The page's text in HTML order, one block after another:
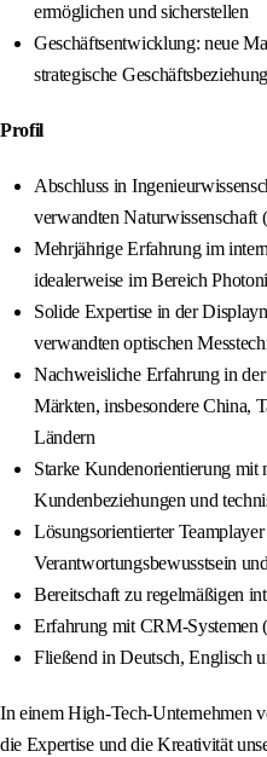
ermöglichen und sicherstellen
Geschäftsentwicklung: neue
strategische
Profil
Abschluss in
verwandten
Mehrjährige Erfahrung im
idealerweise im Bereich
Solide Expertise in der
verwandten optischen
Nachweisliche Erfahrung in
Märkten, insbesondere China,
Ländern
Starke Kundenorientierung mit
Kundenbeziehungen und
Lösungsorientierter
Verantwortungsbewusstsein
Bereitschaft zu regelmäßigen
Erfahrung mit CRM-Systemen
Fließend in Deutsch, Englisch
In einem High-Tech-Unternehmen
die Expertise und die Kreativität